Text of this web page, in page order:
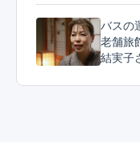
バスの
老舗旅
結実子